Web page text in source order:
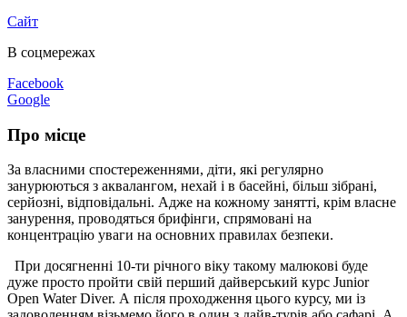
Сайт
В соцмережах
Facebook
Google
Про місце
За власними спостереженнями, діти, які регулярно
занурюються з аквалангом, нехай і в басейні, більш зібрані,
серйозні, відповідальні. Адже на кожному занятті, крім власне
занурення, проводяться брифінги, спрямовані на
концентрацію уваги на основних правилах безпеки.
При досягненні 10-ти річного віку такому малюкові буде
дуже просто пройти свій перший дайверський курс Junior
Open Water Diver. А після проходження цього курсу, ми із